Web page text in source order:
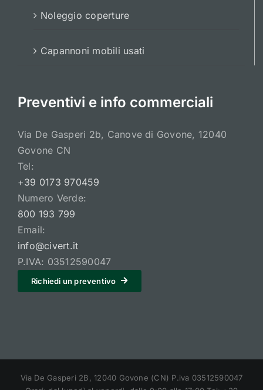
Noleggio coperture
Capannoni mobili usati
Preventivi e info commerciali
Via De Gasperi 2b, Canove di Govone, 12040
Govone CN
Tel:
+39 0173 970459
Numero Verde:
800 193 799
Email:
info@civert.it
P.IVA: 03512590047
Richiedi un preventivo
Via De Gasperi 2B, 12040 Govone (CN) P.iva 03512590047